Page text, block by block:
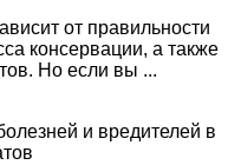
от правильности
консервации, а также
Но если вы ...
и вредителей в